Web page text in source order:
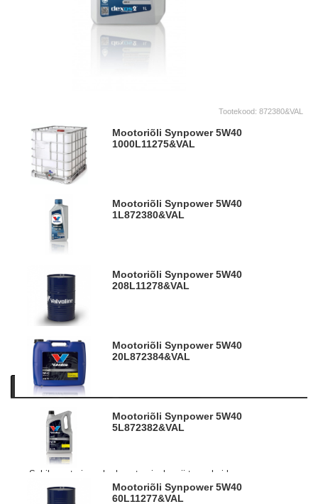
Tootekood: 872380&VAL
Mootoriõli Synpower 5W40
1000L11275&VAL
Mootoriõli Synpower 5W40
1L872380&VAL
Mootoriõli Synpower 5W40
208L11278&VAL
Mootoriõli Synpower 5W40
20L872384&VAL
Mootoriõli Synpower 5W40
5L872382&VAL
Mootoriõli Synpower 5W40
60L11277&VAL
Kirjeldus Tooteinfo
Mootoriõlide absoluutne tipp. Toodetud täissünteetilistest
baasõlidest, kuhu on lisatatud kõrgtehnoloogilisi lisandeid.
SynPower mootoriõlid vastavad ja tegelikkuses ületavad
pea kõiki nõudeid, mis õlidele on seatud autotootjate poolt.
Sobib aastaringseks kasutamiseks nii tava- kui ka
turbolaaduriga diisel-, gaasi- ja bensiinimootoritele
sõiduatode ja pakibusside mootorites.